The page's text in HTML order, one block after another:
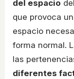
del espacio
que provoca
espacio
forma normal.
las
diferentes